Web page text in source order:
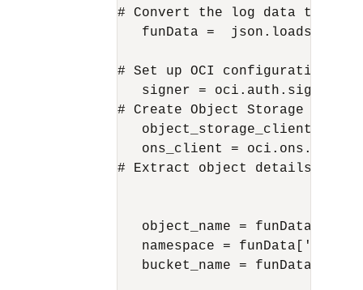
# Convert the log data to json
funData =
# Set up OCI configuration
signer =
# Create Object Storage client
object_storage_client =
ons_client =
# Extract object details from
object_name =
namespace =
bucket_name =